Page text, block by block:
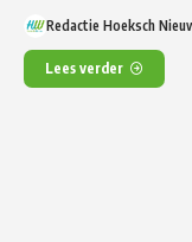
Redactie Hoeksch
Lees verder